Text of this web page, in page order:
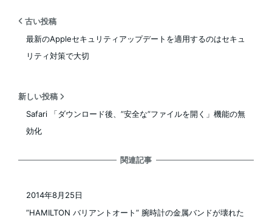
古い投稿
最新のAppleセキュリティアップデートを適用するのはセキュ
リティ対策で大切
新しい投稿
Safari 「ダウンロード後、”安全な”ファイルを開く」機能の無
効化
関連記事
”HAMILTON バリアントオート” 腕時計の金属バンドが壊れた
2014年8月25日